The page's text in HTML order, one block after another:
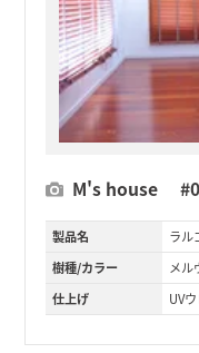
M's house
製品名
ラル
樹種/カラー
メル
仕上げ
UV